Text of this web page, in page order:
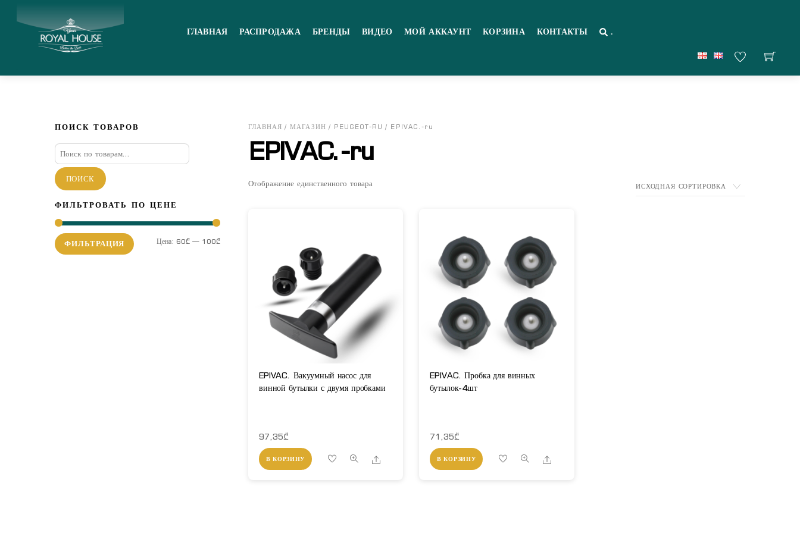
ГЛАВНАЯ РАСПРОДАЖА БРЕНДЫ ВИДЕО МОЙ АККАУНТ КОРЗИНА КОНТАКТЫ .
ГЛАВНАЯ /МАГАЗИН/ PEUGEOT-RU / EPIVAC.-ru
EPIVAC.-ru
Отображение единственного товара
EPIVAC. Вакуумный насос для
винной бутылки с двумя пробками
97,35₾
В КОРЗИНУ Share
EPIVAC. Пробка для винных
бутылок-4шт
71,35₾
В КОРЗИНУ Share
ПОИСК ТОВАРОВ
Искать:
ПОИСК
ФИЛЬТРОВАТЬ ПО ЦЕНЕ
Минимальная
Максимальная
ФИЛЬТРАЦИЯ Цена: 60₾ — 100₾